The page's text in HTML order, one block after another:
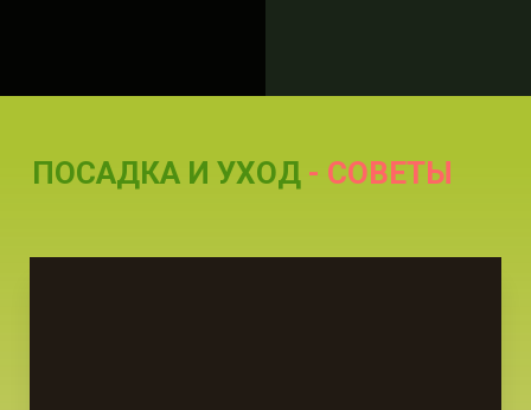
ПОСАДКА И УХОД- СОВЕТЫ